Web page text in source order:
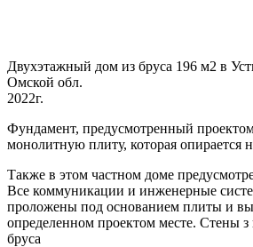
Двухэтажный дом из бруса 196 м2 в
Омской обл.
2022г.
Фундамент, предусмотренный
монолитную плиту, которая опирается
Также в этом частном доме
Все коммуникации и инженерные
проложены под основанием плиты и
определенном проектом месте. Стены
бруса